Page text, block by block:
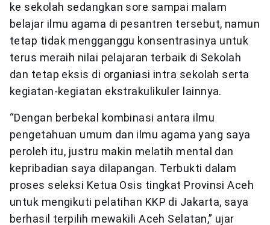
ke sekolah sedangkan sore sampai malam
belajar ilmu agama di pesantren tersebut, namun
tetap tidak mengganggu konsentrasinya untuk
terus meraih nilai pelajaran terbaik di Sekolah
dan tetap eksis di organiasi intra sekolah serta
kegiatan-kegiatan ekstrakulikuler lainnya.
“Dengan berbekal kombinasi antara ilmu
pengetahuan umum dan ilmu agama yang saya
peroleh itu, justru makin melatih mental dan
kepribadian saya dilapangan. Terbukti dalam
proses seleksi Ketua Osis tingkat Provinsi Aceh
untuk mengikuti pelatihan KKP di Jakarta, saya
berhasil terpilih mewakili Aceh Selatan,” ujar